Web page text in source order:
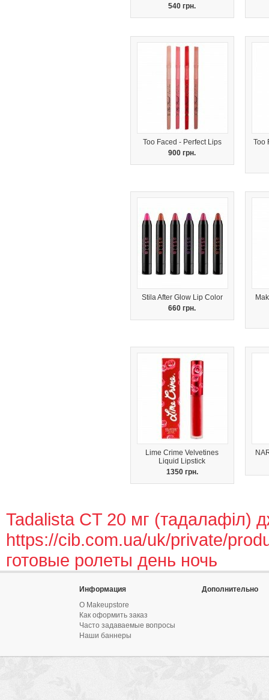
540 грн.
Too Faced - Perfect Lips
900 грн.
Too
Stila After Glow Lip Color
660 грн.
Lime Crime Velvetines
Liquid Lipstick
1350 грн.
Tadalista CT 20 мг (тадалафіл)
https://cib.com.ua/uk/private/
готовые ролеты день ночь
Информация
О Makeupstore
Как оформить заказ
Часто задаваемые вопросы
Наши баннеры
Дополнительно